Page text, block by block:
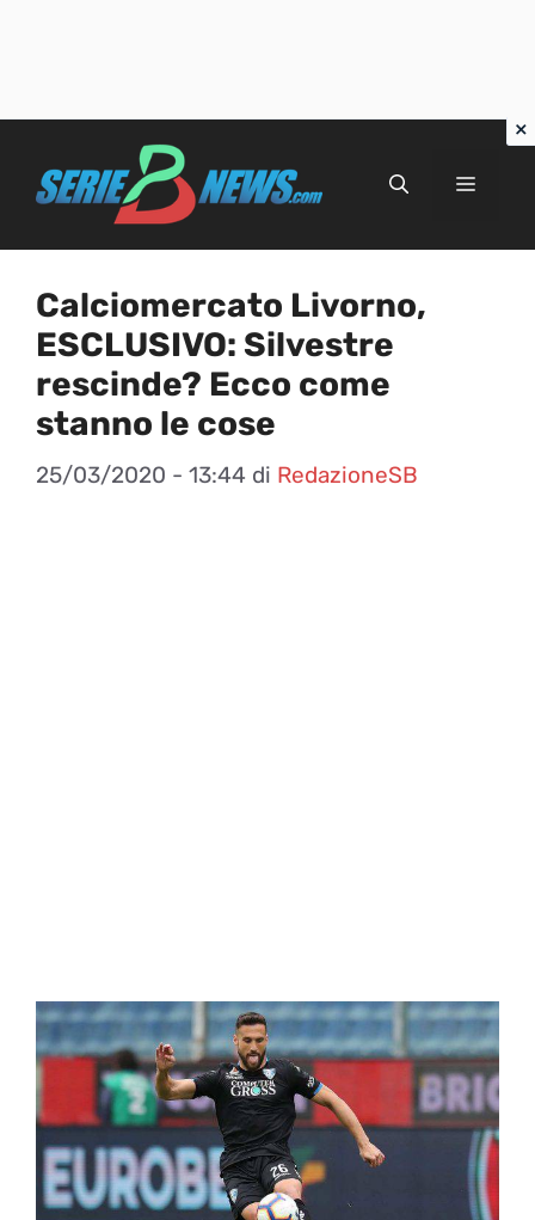
Menu
Calciomercato Livorno,
ESCLUSIVO: Silvestre
rescinde? Ecco come
stanno le cose
25/03/2020 - 13:44 di RedazioneSB